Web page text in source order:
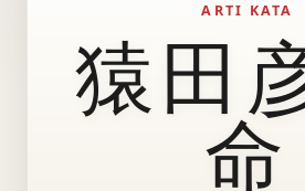
ARTI KATA
猿田
命